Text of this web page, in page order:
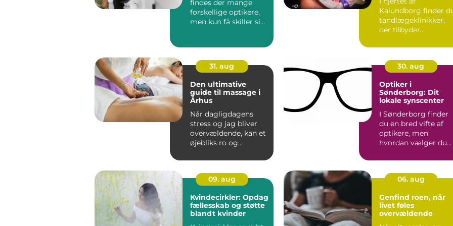
findes der mange
forskellige optikere,
men kun få skiller sig
Kalundborg finder
tandlægeklinikker,
der tilbyder
tandpleje for b&...
31. aug
Den ultimative
guide til massage i
Århus
Når dagligdagens
stress og jag bliver
overvældende, kan et
øjebliks ro og
30. aug
Optiker i
Sønderborg: Dit
lokale synscenter
I Sønderborg finder
du en bred vifte af
optikere, men
hvordan vælger du
09. aug
Kvindecirkler: Opdag
fællesskab og støtte
blandt kvinder
06. aug
Genfind roen, når
livet føles
overvældende